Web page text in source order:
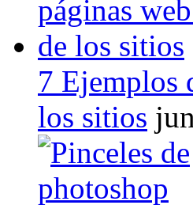
7 Ejemplos
los sitios